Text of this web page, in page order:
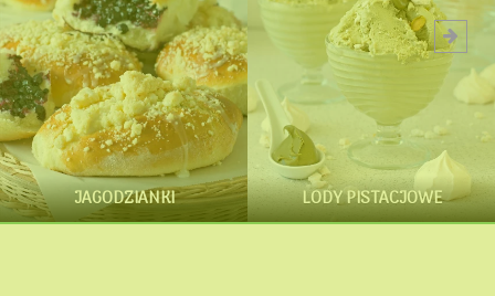
JAGODZIANKI LODY PISTACJOWE